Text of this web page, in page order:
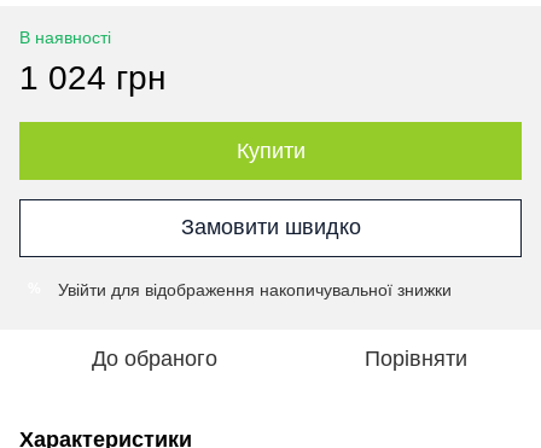
В наявності
1 024 грн
Купити
Замовити швидко
Увійти для відображення накопичувальної знижки
До обраного Порівняти
Характеристики